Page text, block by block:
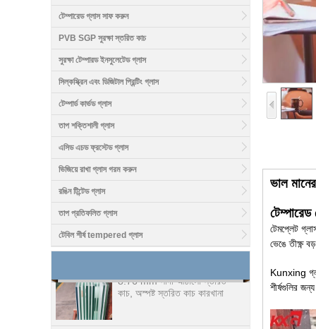
টেম্পারেড গ্লাস সাফ করুন
PVB SGP সুরক্ষা স্তরিত কাচ
সুরক্ষা টেম্পারড ইনসুলেটেড গ্লাস
সিল্কস্ক্রিন এবং ডিজিটাল প্রিন্টিং গ্লাস
টেম্পার্ড কার্ভড গ্লাস
তাপ শক্তিশালী গ্লাস
এসিড এচড ফ্রস্টেড গ্লাস
ভিজিয়ে রাখা গ্লাস গরম করুন
রঙিন টিন্টেড গ্লাস
তাপ প্রতিফলিত গ্লাস
টেবিল শীর্ষ tempered গ্লাস
ভাল দাম 1/2 ইঞ্চি টেবিল শীর্ষ গ্লাস
8.76 mm সাদা স্তরিত কাচের দাম,
8.76 mm সাদা আঠালো স্তরিত
ভাল
টেম্পারেড
টেমপ্লেট
ভেঙে তীক্ষ্ণ
Kunxing
শীর্ষগুলির